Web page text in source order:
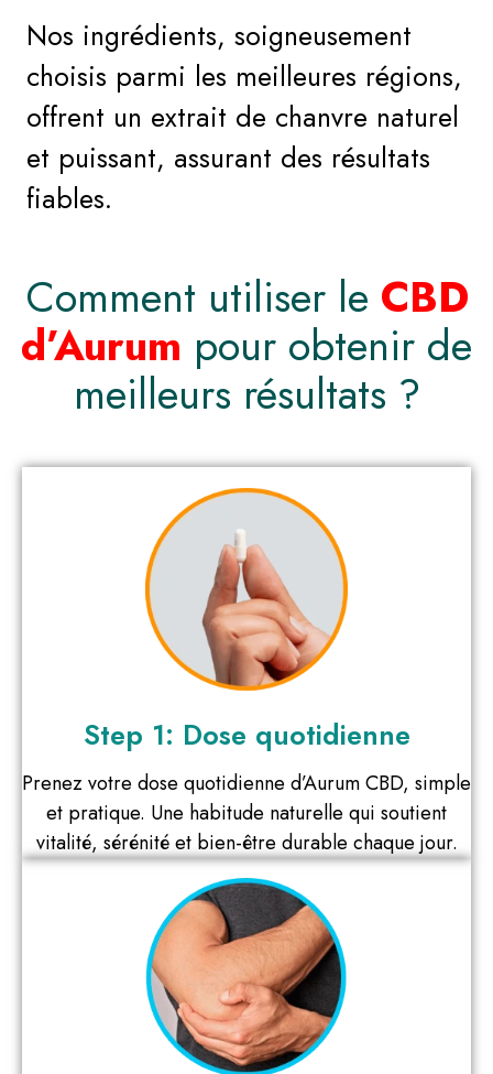
Nos ingrédients, soigneusement
choisis parmi les meilleures régions,
offrent un extrait de chanvre naturel
et puissant, assurant des résultats
fiables.
Comment utiliser le CBD
d’Aurum pour obtenir de
meilleurs résultats ?
Step 1: Dose quotidienne
Prenez votre dose quotidienne d’Aurum CBD, simple
et pratique. Une habitude naturelle qui soutient
vitalité, sérénité et bien-être durable chaque jour.